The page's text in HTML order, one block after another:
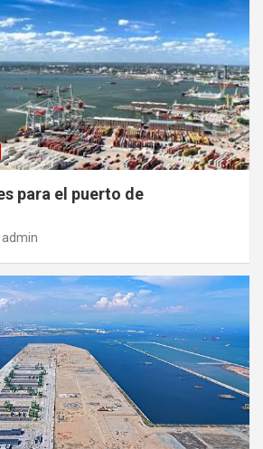
para el puerto de
admin